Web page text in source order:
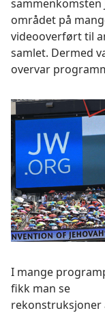
sammenkomsten
området på
videooverført til
samlet. Dermed
overvar
I mange
fikk man se
rekonstruksjoner